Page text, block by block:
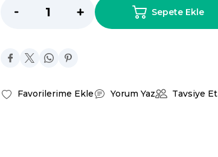
Sepete Ekle
Yorum Yaz Tavsiye Et